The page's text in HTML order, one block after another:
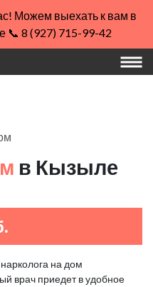
Можем выехать к вам в
📞 8 (927) 715-99-42
в Кызыле
на дом
врач приедет в удобное